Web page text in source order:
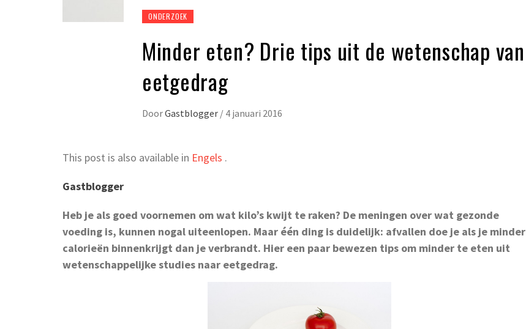
ONDERZOEK
Minder eten? Drie tips uit de wetenschap van
eetgedrag
DoorGastblogger / 4 januari 2016
This post is also available in Engels .
Gastblogger
Heb je als goed voornemen om wat kilo’s kwijt te raken? De meningen over wat gezonde
voeding is, kunnen nogal uiteenlopen. Maar één ding is duidelijk: afvallen doe je als je minder
calorieën binnenkrijgt dan je verbrandt. Hier een paar bewezen tips om minder te eten uit
wetenschappelijke studies naar eetgedrag.